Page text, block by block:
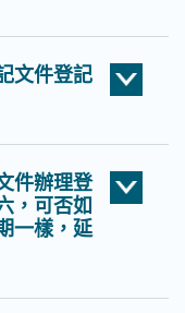
文件登記
件辦理登
，可否如
一樣，延